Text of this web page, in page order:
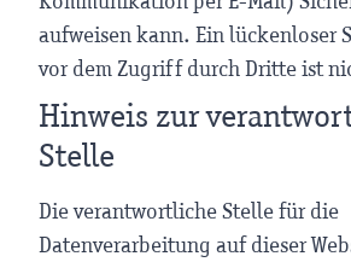
aufweisen kann. Ein lückenloser
vor dem Zugriff durch Dritte ist
Hinweis zur
Stelle
Die verantwortliche Stelle für die
Datenverarbeitung auf dieser